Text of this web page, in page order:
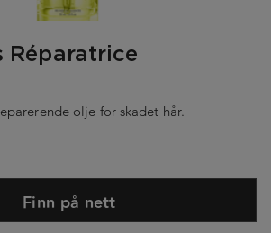
Réparatrice
olje for skadet hår.
Finn på nett